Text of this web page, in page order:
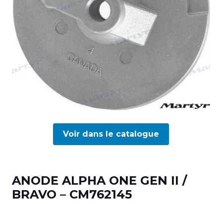
Voir dans le catalogue
ANODE ALPHA ONE GEN II /
BRAVO – CM762145